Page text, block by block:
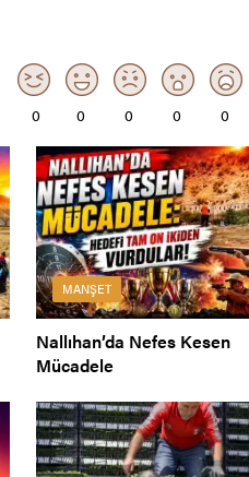
0 0 0 0 0
MANŞET
Nallıhan’da Nefes Kesen
Mücadele